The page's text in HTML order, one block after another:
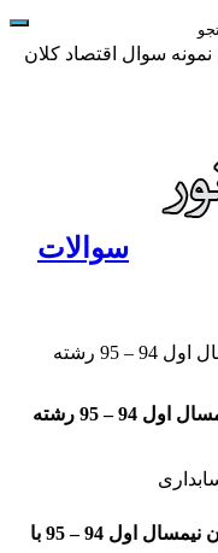
سوالات
نمونه سوال اقتصاد کلان
نیمسال اول 94 – 95 رشته
دانلود رایگان نمونه سوال اقتصاد کلان نیمسال اول 94 – 95 رشته
دانلود رایگان نمونه سوالات اقتصاد کلان نیمسال اول 94 – 95 با